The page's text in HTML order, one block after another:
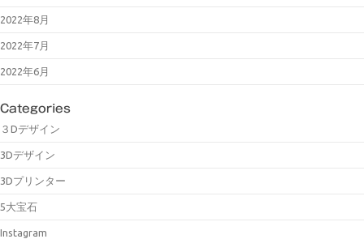
2022年8月
2022年7月
2022年6月
Categories
３Dデザイン
3Dデザイン
3Dプリンター
5大宝石
Instagram